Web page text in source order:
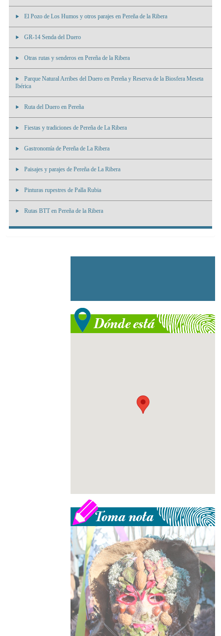
El Pozo de Los Humos y otros parajes en Pereña de la Ribera
GR-14 Senda del Duero
Otras rutas y senderos en Pereña de la Ribera
Parque Natural Arribes del Duero en Pereña y Reserva de la Biosfera Meseta
Ibérica
Ruta del Duero en Pereña
Fiestas y tradiciones de Pereña de La Ribera
Gastronomía de Pereña de La Ribera
Paisajes y parajes de Pereña de La Ribera
Pinturas rupestres de Palla Rubia
Rutas BTT en Pereña de la Ribera